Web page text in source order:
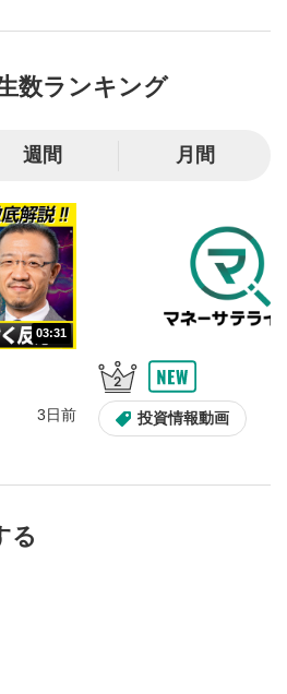
クすると、動画を再生または
早送りします。
。再生したい位置をクリック
が再生されます。
定
変更ができます。
ます。再度クリックすると元
数ランキング
週間 月間
03:31
3日前 投資情報動画
る